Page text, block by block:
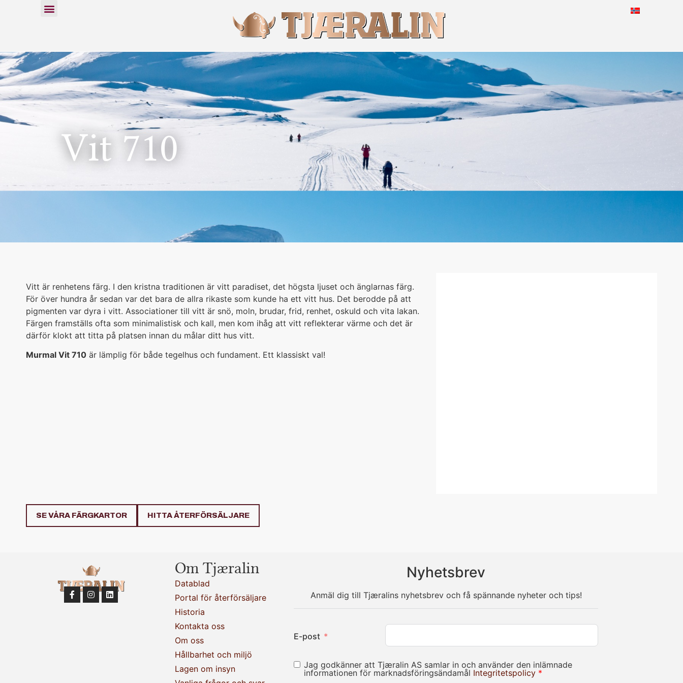
Vit 710
Vitt är renhetens färg. I den kristna traditionen är vitt paradiset, det högsta ljuset och änglarnas färg.
För över hundra år sedan var det bara de allra rikaste som kunde ha ett vitt hus. Det berodde på att
pigmenten var dyra i vitt. Associationer till vitt är snö, moln, brudar, frid, renhet, oskuld och vita lakan.
Färgen framställs ofta som minimalistisk och kall, men kom ihåg att vitt reflekterar värme och det är
därför klokt att titta på platsen innan du målar ditt hus vitt.
Murmal Vit 710 är lämplig för både tegelhus och fundament. Ett klassiskt val!
SE VÅRA FÄRGKARTOR HITTA ÅTERFÖRSÄLJARE
Om Tjæralin
Datablad
Portal för återförsäljare
Historia
Kontakta oss
Om oss
Hållbarhet och miljö
Lagen om insyn
Nyhetsbrev
Anmäl dig till Tjæralins nyhetsbrev och få spännande nyheter och tips!
E-post
Jag godkänner att Tjæralin AS samlar in och använder den inlämnade
informationen för marknadsföringsändamål Integritetspolicy *